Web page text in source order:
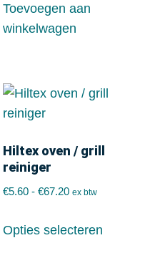
Toevoegen aan
winkelwagen
Hiltex oven / grill
reiniger
€5.60 - €67.20 ex btw
Opties selecteren